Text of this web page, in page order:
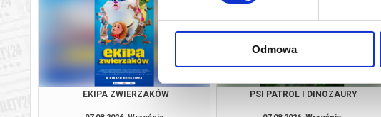
Odmowa
EKIPA ZWIERZAKÓW PSI PATROL I DINOZAURY